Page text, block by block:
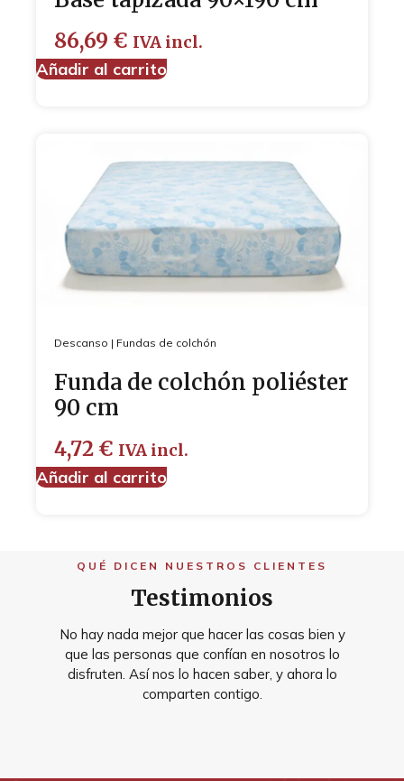
86,69 € IVA incl.
Añadir al carrito
Descanso | Fundas de colchón
Funda de colchón poliéster
90 cm
4,72 € IVA incl.
Añadir al carrito
QUÉ DICEN NUESTROS CLIENTES
Testimonios
No hay nada mejor que hacer las cosas bien y
que las personas que confían en nosotros lo
disfruten. Así nos lo hacen saber, y ahora lo
comparten contigo.